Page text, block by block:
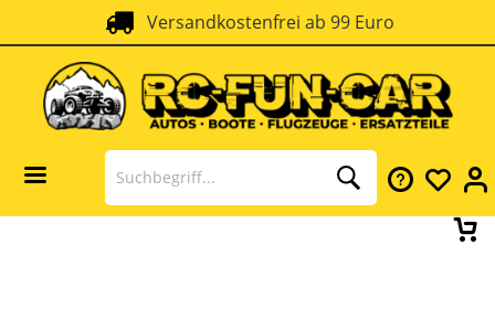
Versandkostenfrei ab 99 Euro
SSL Verschlüsselung